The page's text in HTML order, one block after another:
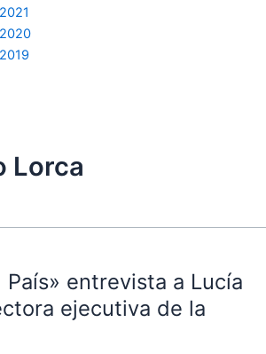
Lorca
País» entrevista a Lucía
ejecutiva de la